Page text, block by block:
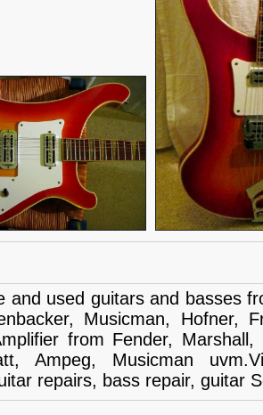
and used guitars and basses
, Musicman, Hofner,
from Fender, Marshall,
, Ampeg, Musicman
repairs, bass repair, guitar